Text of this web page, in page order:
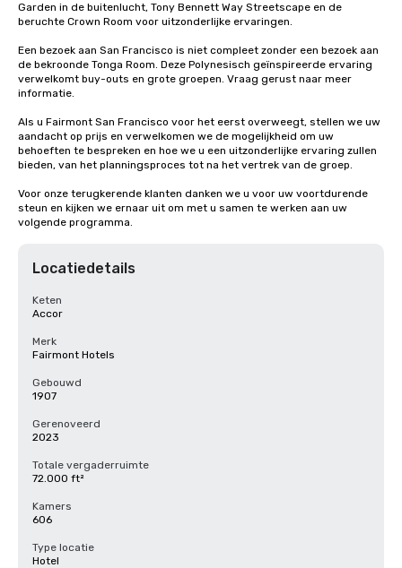
Garden in de buitenlucht, Tony Bennett Way Streetscape en de
beruchte Crown Room voor uitzonderlijke ervaringen.
Een bezoek aan San Francisco is niet compleet zonder een bezoek aan
de bekroonde Tonga Room. Deze Polynesisch geïnspireerde ervaring
verwelkomt buy-outs en grote groepen. Vraag gerust naar meer
informatie.
Als u Fairmont San Francisco voor het eerst overweegt, stellen we uw
aandacht op prijs en verwelkomen we de mogelijkheid om uw
behoeften te bespreken en hoe we u een uitzonderlijke ervaring zullen
bieden, van het planningsproces tot na het vertrek van de groep.
Voor onze terugkerende klanten danken we u voor uw voortdurende
steun en kijken we ernaar uit om met u samen te werken aan uw
volgende programma.
Locatiedetails
Keten
Accor
Merk
Fairmont Hotels
Gebouwd
1907
Gerenoveerd
2023
Totale vergaderruimte
72.000 ft²
Kamers
606
Type locatie
Hotel